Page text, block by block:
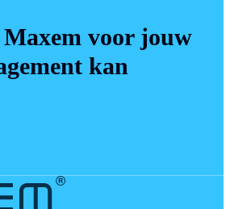
voor jouw
kan